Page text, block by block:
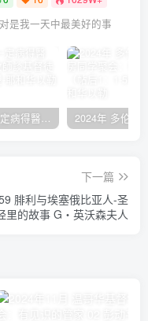
是我一天中最美好的事
基督徒不一定病得醫治？寇紹恩牧師談基督徒的醫治與盼望
下一篇
腓利与埃塞俄比亚人-圣
里的故事 G‧英沃森夫人